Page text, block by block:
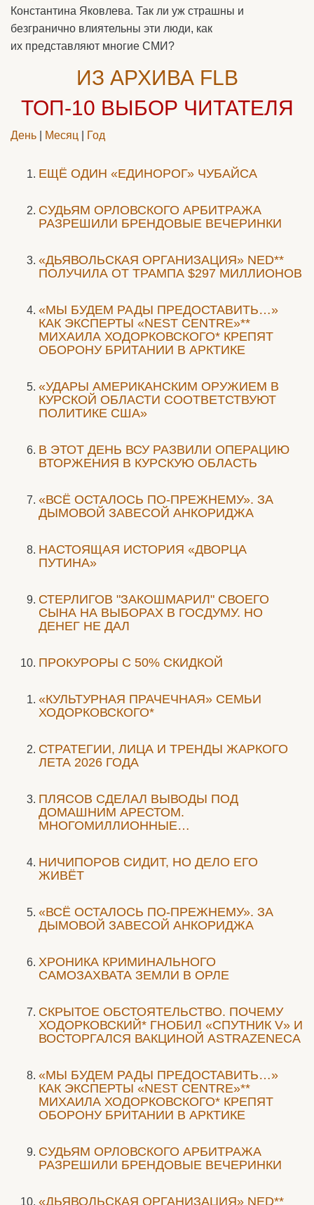
Константина Яковлева. Так ли уж страшны и
безгранично влиятельны эти люди, как
их представляют многие СМИ?
ИЗ АРХИВА FLB
ТОП-10 ВЫБОР ЧИТАТЕЛЯ
День Месяц Год
ЕЩЁ ОДИН «ЕДИНОРОГ» ЧУБАЙСА
CУДЬЯМ ОРЛОВСКОГО АРБИТРАЖА
РАЗРЕШИЛИ БРЕНДОВЫЕ ВЕЧЕРИНКИ
«ДЬЯВОЛЬСКАЯ ОРГАНИЗАЦИЯ» NED**
ПОЛУЧИЛА ОТ ТРАМПА $297 МИЛЛИОНОВ
«МЫ БУДЕМ РАДЫ ПРЕДОСТАВИТЬ…»
КАК ЭКСПЕРТЫ «NEST CENTRE»**
МИХАИЛА ХОДОРКОВСКОГО* КРЕПЯТ
ОБОРОНУ БРИТАНИИ В АРКТИКЕ
«УДАРЫ АМЕРИКАНСКИМ ОРУЖИЕМ В
КУРСКОЙ ОБЛАСТИ СООТВЕТСТВУЮТ
ПОЛИТИКЕ США»
В ЭТОТ ДЕНЬ ВСУ РАЗВИЛИ ОПЕРАЦИЮ
ВТОРЖЕНИЯ В КУРСКУЮ ОБЛАСТЬ
«ВСЁ ОСТАЛОСЬ ПО-ПРЕЖНЕМУ». ЗА
ДЫМОВОЙ ЗАВЕСОЙ АНКОРИДЖА
НАСТОЯЩАЯ ИСТОРИЯ «ДВОРЦА
ПУТИНА»
СТЕРЛИГОВ "ЗАКОШМАРИЛ" СВОЕГО
СЫНА НА ВЫБОРАХ В ГОСДУМУ. НО
ДЕНЕГ НЕ ДАЛ
ПРОКУРОРЫ С 50% СКИДКОЙ
«КУЛЬТУРНАЯ ПРАЧЕЧНАЯ» СЕМЬИ
ХОДОРКОВСКОГО*
СТРАТЕГИИ, ЛИЦА И ТРЕНДЫ ЖАРКОГО
ЛЕТА 2026 ГОДА
ПЛЯСОВ СДЕЛАЛ ВЫВОДЫ ПОД
ДОМАШНИМ АРЕСТОМ.
МНОГОМИЛЛИОННЫЕ…
НИЧИПОРОВ СИДИТ, НО ДЕЛО ЕГО
ЖИВЁТ
«ВСЁ ОСТАЛОСЬ ПО-ПРЕЖНЕМУ». ЗА
ДЫМОВОЙ ЗАВЕСОЙ АНКОРИДЖА
ХРОНИКА КРИМИНАЛЬНОГО
САМОЗАХВАТА ЗЕМЛИ В ОРЛЕ
СКРЫТОЕ ОБСТОЯТЕЛЬСТВО. ПОЧЕМУ
ХОДОРКОВСКИЙ* ГНОБИЛ «СПУТНИК V» И
ВОСТОРГАЛСЯ ВАКЦИНОЙ ASTRAZENECA
«МЫ БУДЕМ РАДЫ ПРЕДОСТАВИТЬ…»
КАК ЭКСПЕРТЫ «NEST CENTRE»**
МИХАИЛА ХОДОРКОВСКОГО* КРЕПЯТ
ОБОРОНУ БРИТАНИИ В АРКТИКЕ
CУДЬЯМ ОРЛОВСКОГО АРБИТРАЖА
РАЗРЕШИЛИ БРЕНДОВЫЕ ВЕЧЕРИНКИ
«ДЬЯВОЛЬСКАЯ ОРГАНИЗАЦИЯ» NED**